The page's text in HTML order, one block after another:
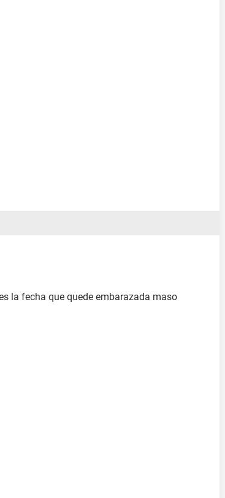
la fecha que quede embarazada maso